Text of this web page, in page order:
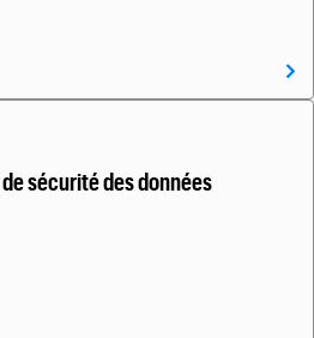
sécurité des données